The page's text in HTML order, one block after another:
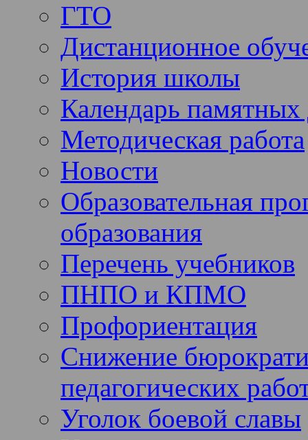
ГТО
Дистанционное
История школы
Календарь памятных
Методическая работа
Новости
Образовательная
образования
Перечень учебников
ПНПО и КПМО
Профориентация
Снижение
педагогических
Уголок боевой славы